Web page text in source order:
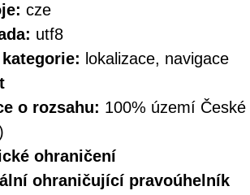
cze
utf8
lokalizace, navigace
o rozsahu: 100% území
ohraničení
ohraničující pravoúhelník